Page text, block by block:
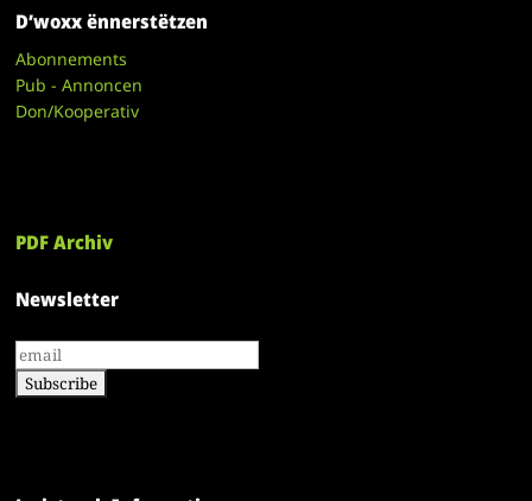
D’woxx ënnerstëtzen
Abonnements
Pub - Annoncen
Don/Kooperativ
PDF Archiv
Newsletter